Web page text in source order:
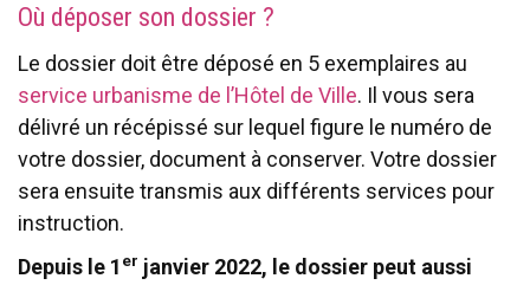
Où déposer son dossier ?
Le dossier doit être déposé en 5 exemplaires au
service urbanisme de l’Hôtel de Ville. Il vous sera
délivré un récépissé sur lequel figure le numéro de
votre dossier, document à conserver. Votre dossier
sera ensuite transmis aux différents services pour
instruction.
Depuis le 1 er janvier 2022, le dossier peut aussi